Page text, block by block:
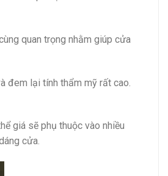
quan trọng nhằm giúp cửa
đem lại tính thẩm mỹ rất cao.
giá sẽ phụ thuộc vào nhiều
cửa.